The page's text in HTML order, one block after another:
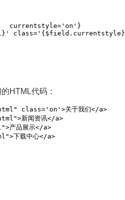
currentstyle='on'}
HTML代码：
class='on'>关于我们</a>
新闻资讯</a>
产品展示</a>
下载中心</a>